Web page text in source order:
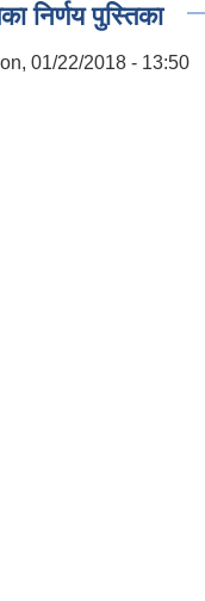
निर्णय पुस्तिका
01/22/2018 - 13:50